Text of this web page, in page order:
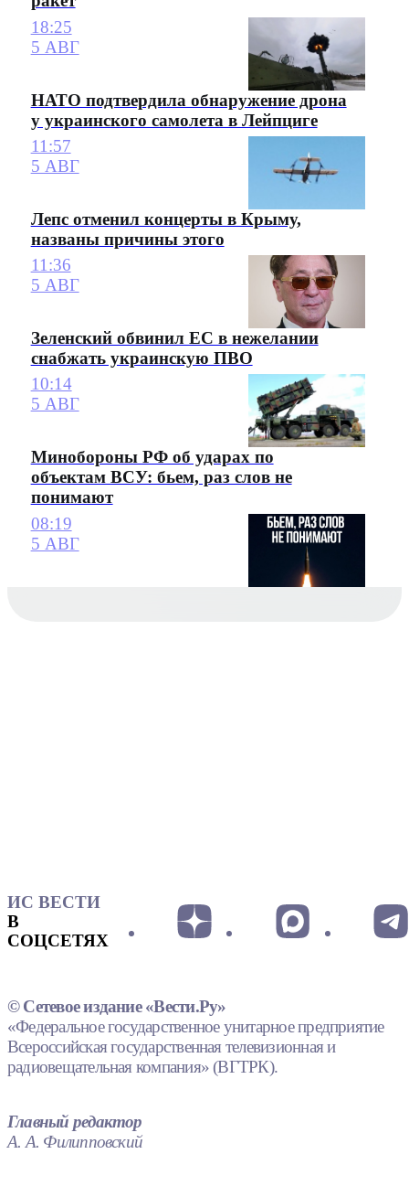
18:25
5 АВГ
НАТО подтвердила обнаружение дрона
у украинского самолета в Лейпциге
11:57
5 АВГ
Лепс отменил концерты в Крыму,
названы причины этого
11:36
5 АВГ
Зеленский обвинил ЕС в нежелании
снабжать украинскую ПВО
10:14
5 АВГ
Минобороны РФ об ударах по
объектам ВСУ: бьем, раз слов не
понимают
08:19
5 АВГ
ИС ВЕСТИ
В
СОЦСЕТЯХ
© Сетевое издание «Вести.Ру»
«Федеральное государственное унитарное предприятие
Всероссийская государственная телевизионная и
радиовещательная компания» (ВГТРК).
Главный редактор
А. А. Филипповский